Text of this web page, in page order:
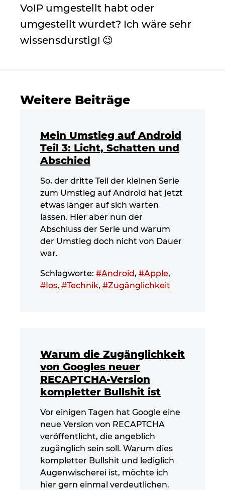
VoIP umgestellt habt oder
umgestellt wurdet? Ich wäre sehr
wissensdurstig! 😉
Weitere Beiträge
Mein Umstieg auf Android
Teil 3: Licht, Schatten und
Abschied
So, der dritte Teil der kleinen Serie
zum Umstieg auf Android hat jetzt
etwas länger auf sich warten
lassen. Hier aber nun der
Abschluss der Serie und warum
der Umstieg doch nicht von Dauer
war.
Schlagworte: #Android, #Apple,
#Ios, #Technik, #Zugänglichkeit
Warum die Zugänglichkeit
von Googles neuer
RECAPTCHA-Version
kompletter Bullshit ist
Vor einigen Tagen hat Google eine
neue Version von RECAPTCHA
veröffentlicht, die angeblich
zugänglich sein soll. Warum dies
kompletter Bullshit und lediglich
Augenwischerei ist, möchte ich
hier gern einmal verdeutlichen.